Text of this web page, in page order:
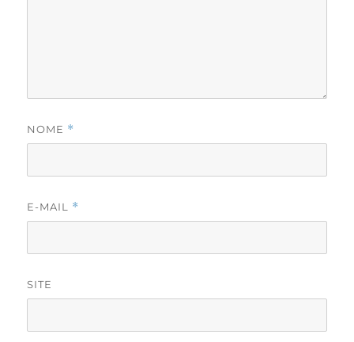
NOME *
E-MAIL *
SITE